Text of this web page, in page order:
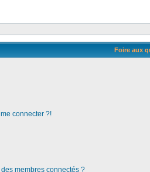
Foire aux
connecter ?!
membres connectés ?